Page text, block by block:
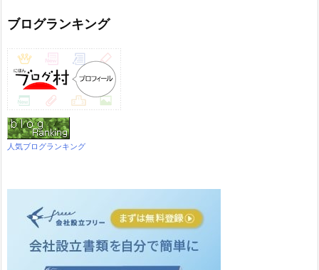
ブログランキング
人気ブログランキング